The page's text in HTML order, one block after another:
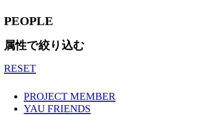
PEOPLE
属性で絞り込む
RESET
PROJECT MEMBER
YAU FRIENDS